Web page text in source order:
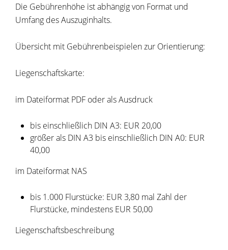
Die Gebührenhöhe ist abhängig von Format und
Umfang des Auszuginhalts.
Übersicht mit Gebührenbeispielen zur Orientierung:
Liegenschaftskarte:
im Dateiformat PDF oder als Ausdruck
bis einschließlich DIN A3: EUR 20,00
größer als DIN A3 bis einschließlich DIN A0: EUR
40,00
im Dateiformat NAS
bis 1.000 Flurstücke: EUR 3,80 mal Zahl der
Flurstücke, mindestens EUR 50,00
Liegenschaftsbeschreibung